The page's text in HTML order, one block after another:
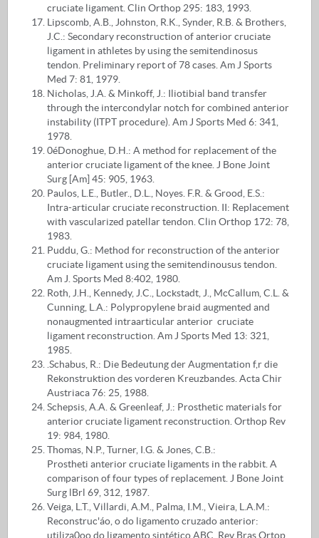
cruciate ligament. Clin Orthop 295: 183, 1993.
Lipscomb, A.B., Johnston, R.K., Synder, R.B. & Brothers,
J.C.: Secondary reconstruction of anterior cruciate
ligament in athletes by using the semitendinosus
tendon. Preliminary report of 78 cases. Am J Sports
Med 7: 81, 1979.
Nicholas, J.A. & Minkoff, J.: Iliotibial band transfer
through the intercondylar notch for combined anterior
instability (ITPT procedure). Am J Sports Med 6: 341,
1978.
0éDonoghue, D.H.: A method for replacement of the
anterior cruciate ligament of the knee. J Bone Joint
Surg [Am] 45: 905, 1963.
Paulos, L.E., Butler., D.L., Noyes. F.R. & Grood, E.S.:
Intra-articular cruciate reconstruction. II: Replacement
with vascularized patellar tendon. Clin Orthop 172: 78,
1983.
Puddu, G.: Method for reconstruction of the anterior
cruciate ligament using the semitendinousus tendon.
Am J. Sports Med 8:402, 1980.
Roth, J.H., Kennedy, J.C., Lockstadt, J., McCallum, C.L. &
Cunning, L.A.: Polypropylene braid augmented and
nonaugmented intraarticular anterior cruciate
ligament reconstruction. Am J Sports Med 13: 321,
1985.
.Schabus, R.: Die Bedeutung der Augmentation f,r die
Rekonstruktion des vorderen Kreuzbandes. Acta Chir
Austriaca 76: 25, 1988.
Schepsis, A.A. & Greenleaf, J.: Prosthetic materials for
anterior cruciate ligament reconstruction. Orthop Rev
19: 984, 1980.
Thomas, N.P., Turner, I.G. & Jones, C.B.:
Prostheti anterior cruciate ligaments in the rabbit. A
comparison of four types of replacement. J Bone Joint
Surg lBrl 69, 312, 1987.
Veiga, L.T., Villardi, A.M., Palma, I.M., Vieira, L.A.M.:
Reconstruc'áo, o do ligamento cruzado anterior:
utiliza0oo do ligamento sintético ABC. Rev Bras Ortop